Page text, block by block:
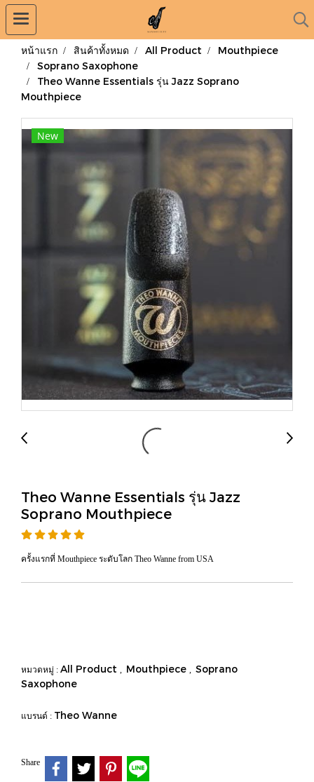
หน้าแรก สินค้าทั้งหมด All Product
Mouthpiece
Soprano Saxophone
Theo Wanne Essentials รุ่น Jazz Soprano
Mouthpiece
New
Theo Wanne Essentials รุ่น Jazz
Soprano Mouthpiece
ครั้งแรกที่ Mouthpiece ระดับโลก Theo Wanne from USA
หมวดหมู่ : All Product , Mouthpiece , Soprano
Saxophone
แบรนด์ : Theo Wanne
Share